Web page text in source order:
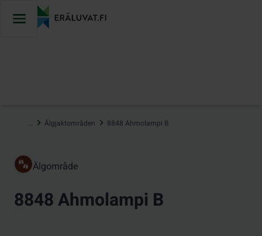
… Älgjaktområden 8848 Ahmolampi B
Älgområde
8848 Ahmolampi B